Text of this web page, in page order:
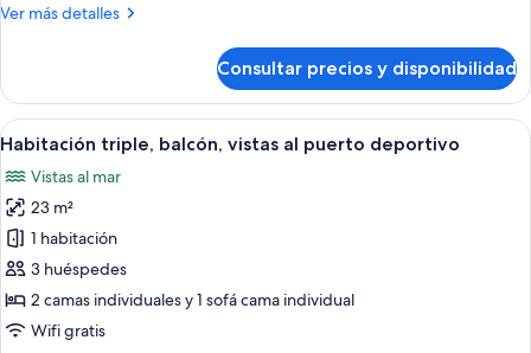
al
Ver más detalles
Más
estándar,
balcón,
vistas
mar
Consultar precios y disponibilidad
Abrir
todas
las
fotos
de
Habitación
triple,
balcón,
Habitación de hotel con dos camas,
6
Habitación triple, balcón, vistas al puerto deportivo
Vistas al mar
23 m²
1 habitación
3 huéspedes
2 camas individuales y 1 sofá cama individual
Wifi gratis